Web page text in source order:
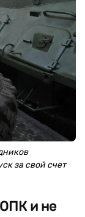
за свой счет
и не